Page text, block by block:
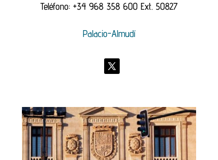
Teléfono: +34 968 358 600 Ext. 50827
Palacio-Almudí